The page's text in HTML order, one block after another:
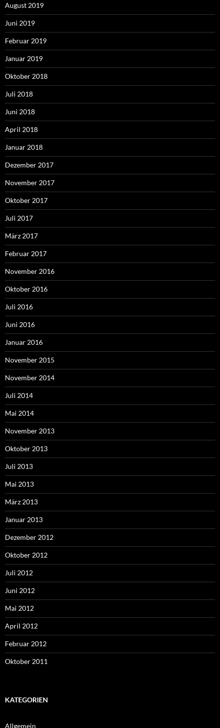
August 2019
Juni 2019
Februar 2019
Januar 2019
Oktober 2018
Juli 2018
Juni 2018
April 2018
Januar 2018
Dezember 2017
November 2017
Oktober 2017
Juli 2017
März 2017
Februar 2017
November 2016
Oktober 2016
Juli 2016
Juni 2016
Januar 2016
November 2015
November 2014
Juli 2014
Mai 2014
November 2013
Oktober 2013
Juli 2013
Mai 2013
März 2013
Januar 2013
Dezember 2012
Oktober 2012
Juli 2012
Juni 2012
Mai 2012
April 2012
Februar 2012
Oktober 2011
KATEGORIEN
Allgemein